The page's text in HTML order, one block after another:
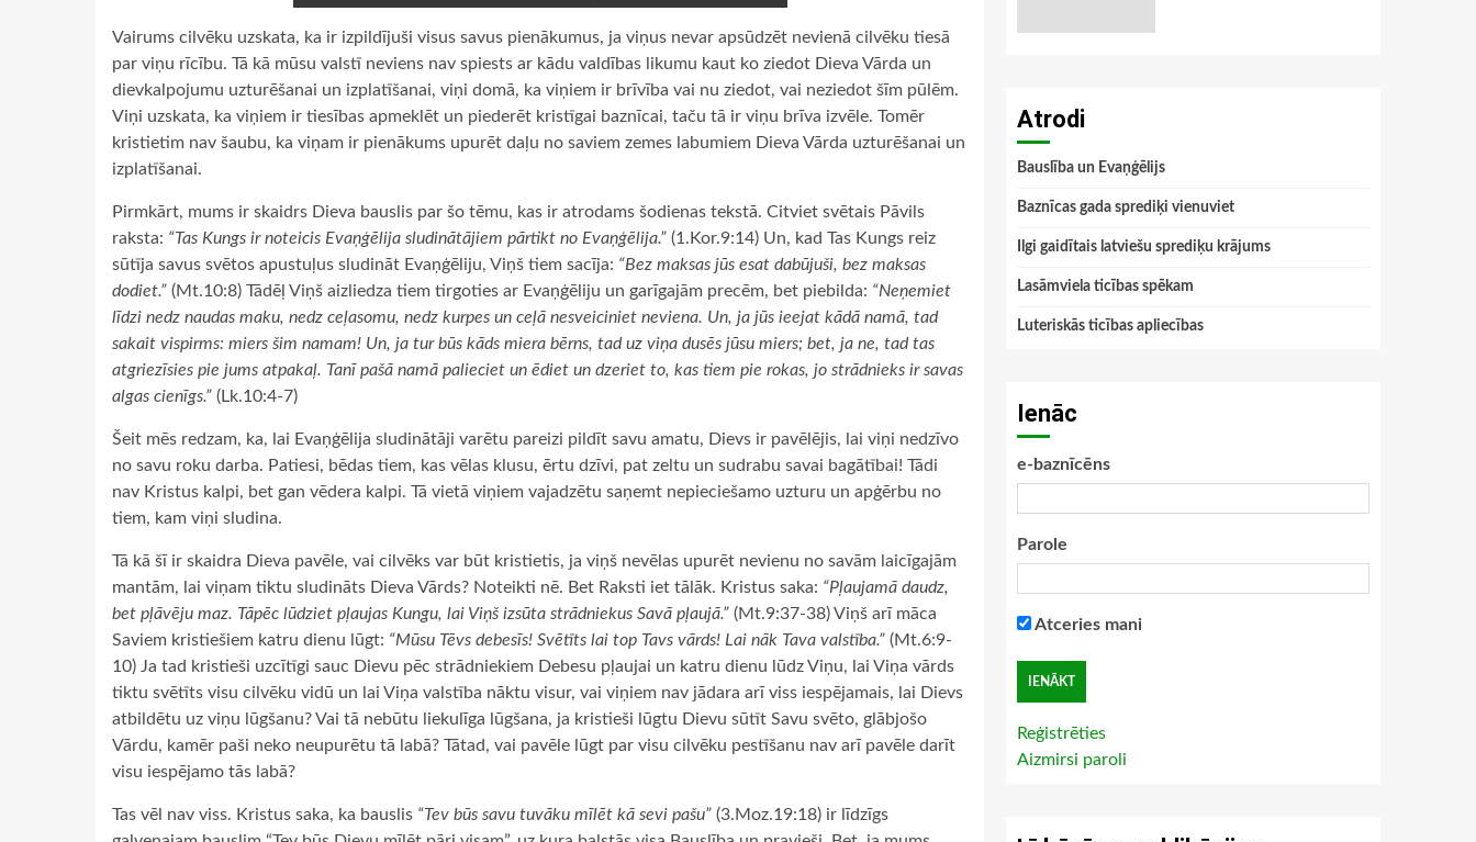
Vairums cilvēku uzskata, ka ir izpildījuši visus savus pienākumus, ja viņus nevar apsūdzēt nevienā cilvēku tiesā
par viņu rīcību. Tā kā mūsu valstī neviens nav spiests ar kādu valdības likumu kaut ko ziedot Dieva Vārda un
dievkalpojumu uzturēšanai un izplatīšanai, viņi domā, ka viņiem ir brīvība vai nu ziedot, vai neziedot šīm pūlēm.
Viņi uzskata, ka viņiem ir tiesības apmeklēt un piederēt kristīgai baznīcai, taču tā ir viņu brīva izvēle. Tomēr
kristietim nav šaubu, ka viņam ir pienākums upurēt daļu no saviem zemes labumiem Dieva Vārda uzturēšanai un
izplatīšanai.
Pirmkārt, mums ir skaidrs Dieva bauslis par šo tēmu, kas ir atrodams šodienas tekstā. Citviet svētais Pāvils
raksta: “Tas Kungs ir noteicis Evaņģēlija sludinātājiem pārtikt no Evaņģēlija.” (1.Kor.9:14) Un, kad Tas Kungs reiz
sūtīja savus svētos apustuļus sludināt Evaņģēliju, Viņš tiem sacīja: “Bez maksas jūs esat dabūjuši, bez maksas
dodiet.” (Mt.10:8) Tādēļ Viņš aizliedza tiem tirgoties ar Evaņģēliju un garīgajām precēm, bet piebilda: “Neņemiet
līdzi nedz naudas maku, nedz ceļasomu, nedz kurpes un ceļā nesveiciniet neviena. Un, ja jūs ieejat kādā namā, tad
sakait vispirms: miers šim namam! Un, ja tur būs kāds miera bērns, tad uz viņa dusēs jūsu miers; bet, ja ne, tad tas
atgriezīsies pie jums atpakaļ. Tanī pašā namā palieciet un ēdiet un dzeriet to, kas tiem pie rokas, jo strādnieks ir savas
algas cienīgs.” (Lk.10:4-7)
Šeit mēs redzam, ka, lai Evaņģēlija sludinātāji varētu pareizi pildīt savu amatu, Dievs ir pavēlējis, lai viņi nedzīvo
no savu roku darba. Patiesi, bēdas tiem, kas vēlas klusu, ērtu dzīvi, pat zeltu un sudrabu savai bagātībai! Tādi
nav Kristus kalpi, bet gan vēdera kalpi. Tā vietā viņiem vajadzētu saņemt nepieciešamo uzturu un apģērbu no
tiem, kam viņi sludina.
Tā kā šī ir skaidra Dieva pavēle, vai cilvēks var būt kristietis, ja viņš nevēlas upurēt nevienu no savām laicīgajām
mantām, lai viņam tiktu sludināts Dieva Vārds? Noteikti nē. Bet Raksti iet tālāk. Kristus saka: “Pļaujamā daudz,
bet pļāvēju maz. Tāpēc lūdziet pļaujas Kungu, lai Viņš izsūta strādniekus Savā pļaujā.” (Mt.9:37-38) Viņš arī māca
Saviem kristiešiem katru dienu lūgt: “Mūsu Tēvs debesīs! Svētīts lai top Tavs vārds! Lai nāk Tava valstība.” (Mt.6:9-
10) Ja tad kristieši uzcītīgi sauc Dievu pēc strādniekiem Debesu pļaujai un katru dienu lūdz Viņu, lai Viņa vārds
tiktu svētīts visu cilvēku vidū un lai Viņa valstība nāktu visur, vai viņiem nav jādara arī viss iespējamais, lai Dievs
atbildētu uz viņu lūgšanu? Vai tā nebūtu liekulīga lūgšana, ja kristieši lūgtu Dievu sūtīt Savu svēto, glābjošo
Vārdu, kamēr paši neko neupurētu tā labā? Tātad, vai pavēle ​​lūgt par visu cilvēku pestīšanu nav arī pavēle ​​darīt
visu iespējamo tās labā?
Tas vēl nav viss. Kristus saka, ka bauslis “Tev būs savu tuvāku mīlēt kā sevi pašu” (3.Moz.19:18) ir līdzīgs
Atrodi
Bauslība un Evaņģēlijs
Baznīcas gada sprediķi vienuviet
Ilgi gaidītais latviešu sprediķu krājums
Lasāmviela ticības spēkam
Luteriskās ticības apliecības
Ienāc
e-baznīcēns
Parole
Atceries mani
Reģistrēties
Aizmirsi paroli